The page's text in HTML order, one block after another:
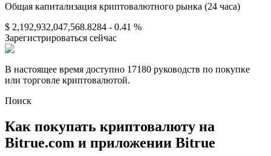
USDT-фьючерсы
обеспечения
Общая капитализация криптовалютного рынка (24 часа)
$ 2,192,932,047,568.8284 - 0.41 %
Зарегистрироваться сейчас
В настоящее время доступно 17180 руководств по покупке
или торговле криптовалютой.
Поиск
Как покупать криптовалюту на
Bitrue.com и приложении Bitrue